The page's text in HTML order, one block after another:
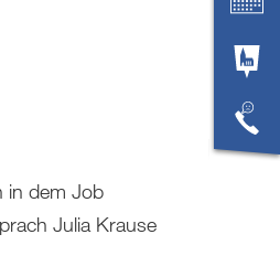
in dem Job
Julia Krause